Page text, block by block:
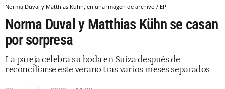
Norma Duval y Matthias Kühn, en una imagen de archivo / EP
Norma Duval y Matthias Kühn se casan
por sorpresa
La pareja celebra su boda en Suiza después de
reconciliarse este verano tras varios meses separados